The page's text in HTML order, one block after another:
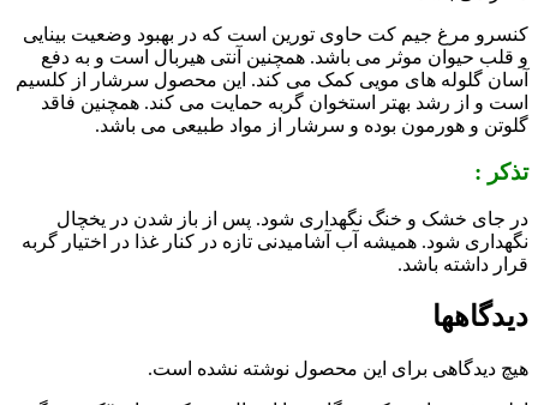
کنسرو مرغ جیم کت حاوی تورین است که در بهبود وضعیت بینایی
و قلب حیوان موثر می باشد. همچنین آنتی هیربال است و به دفع
آسان گلوله های مویی کمک می کند. این محصول سرشار از کلسیم
است و از رشد بهتر استخوان گربه حمایت می کند. همچنین فاقد
گلوتن و هورمون بوده و سرشار از مواد طبیعی می باشد.
تذکر :
در جای خشک و خنگ نگهداری شود. پس از باز شدن در یخچال
نگهداری شود. همیشه آب آشامیدنی تازه در کنار غذا در اختیار گربه
قرار داشته باشد.
دیدگاهها
هیچ دیدگاهی برای این محصول نوشته نشده است.